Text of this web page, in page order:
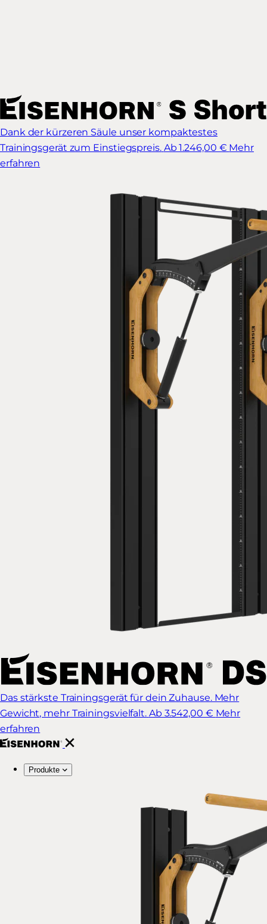
Dank der kürzeren Säule unser kompaktestes
Trainingsgerät zum Einstiegspreis. Ab 1.246,00 € Mehr
erfahren
Das stärkste Trainingsgerät für dein Zuhause. Mehr
Gewicht, mehr Trainingsvielfalt. Ab 3.542,00 € Mehr
erfahren
Produkte